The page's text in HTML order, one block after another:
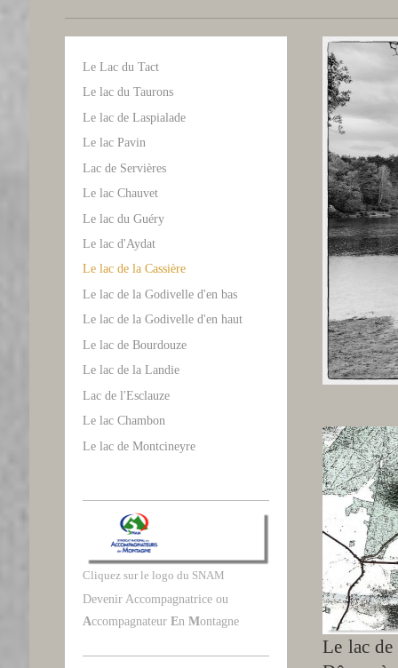
Le lac de
Le Lac du Tact
Le lac du Taurons
Le lac de Laspialade
Le lac Pavin
Lac de Servières
Le lac Chauvet
Le lac du Guéry
Le lac d'Aydat
Le lac de la Cassière
Le lac de la Godivelle d'en bas
Le lac de la Godivelle d'en haut
Le lac de Bourdouze
Le lac de la Landie
Lac de l'Esclauze
Le lac Chambon
Le lac de Montcineyre
Cliquez sur le logo du SNAM
Devenir Accompagnatrice ou
Accompagnateur En Montagne